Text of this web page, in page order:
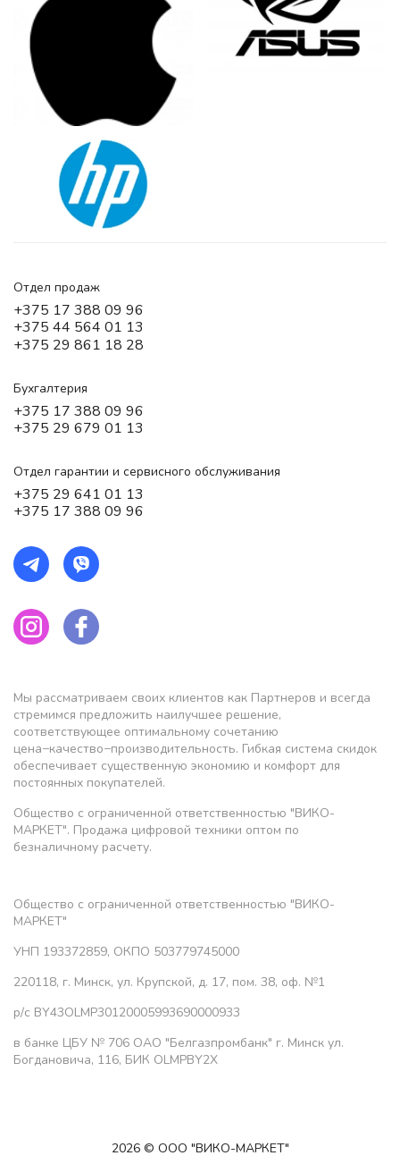
Отдел продаж
+375 17 388 09 96
+375 44 564 01 13
+375 29 861 18 28
Бухгалтерия
+375 17 388 09 96
+375 29 679 01 13
Отдел гарантии и сервисного обслуживания
+375 29 641 01 13
+375 17 388 09 96
Мы рассматриваем своих клиентов как Партнеров и всегда
стремимся предложить наилучшее решение,
соответствующее оптимальному сочетанию
цена−качество−производительность. Гибкая система скидок
обеспечивает существенную экономию и комфорт для
постоянных покупателей.
Общество с ограниченной ответственностью "ВИКО-
МАРКЕТ". Продажа цифровой техники оптом по
безналичному расчету.
Общество с ограниченной ответственностью "ВИКО-
МАРКЕТ"
УНП 193372859, ОКПО 503779745000
220118, г. Минск, ул. Крупской, д. 17, пом. 38, оф. №1
р/с BY43OLMP30120005993690000933
в банке ЦБУ № 706 ОАО "Белгазпромбанк" г. Минск ул.
Богдановича, 116, БИК OLMPBY2X
2026 © ООО "ВИКО-МАРКЕТ"